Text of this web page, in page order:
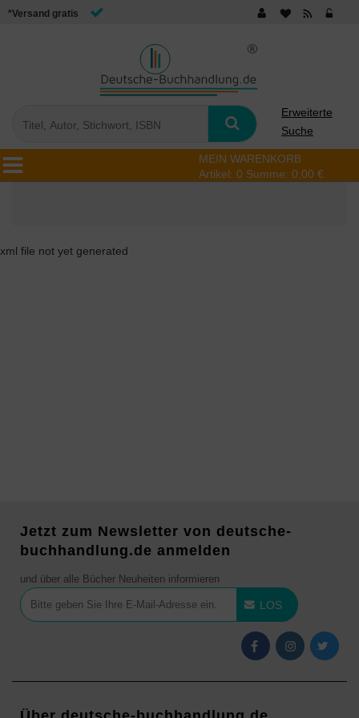
*Versand gratis
Erweiterte
Suche
MEIN WARENKORB
Artikel: 0 Summe: 0,00 €
xml file not yet generated
Jetzt zum Newsletter von deutsche-
buchhandlung.de anmelden
und über alle Bücher Neuheiten informieren
LOS